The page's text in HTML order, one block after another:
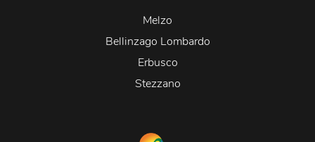
Melzo
Bellinzago Lombardo
Erbusco
Stezzano